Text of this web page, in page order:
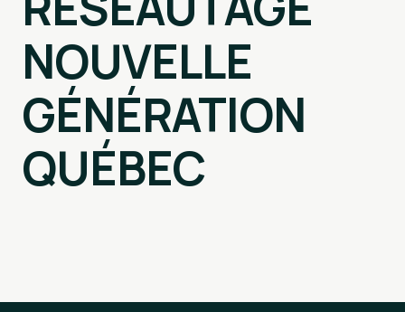
NOUVELLE
GÉNÉRATION
QUÉBEC